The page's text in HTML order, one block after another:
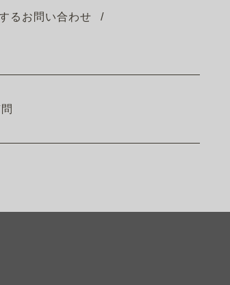
るお問い合わせ